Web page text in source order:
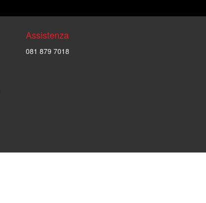
Assistenza
081 879 7018